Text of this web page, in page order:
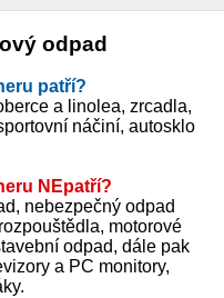
odpad
patří?
a linolea, zrcadla,
náčiní, autosklo
NEpatří?
nebezpečný odpad
motorové
odpad, dále pak
a PC monitory,